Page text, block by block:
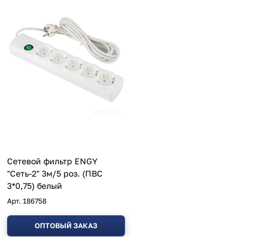
Сетевой фильтр ENGY
"Сеть-2" 3м/5 роз. (ПВС
3*0,75) белый
Арт. 186758
ОПТОВЫЙ ЗАКАЗ